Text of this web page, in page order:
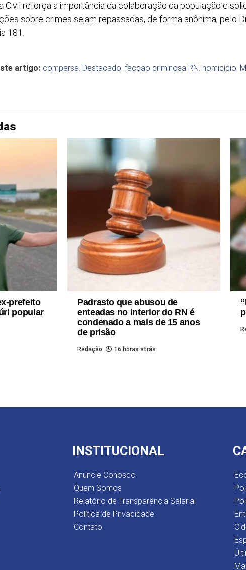
Civil reforça a importância da colaboração da população e
sobre crimes sejam repassadas, de forma anônima, pelo
181.
artigo: comparsa, Destacado, facção criminosa RN, homicídio,
prefeito
popular
Padrasto que abusou de
enteadas no interior do RN é
condenado a mais de 15 anos
de prisão
Redação 16 horas atrás
INSTITUCIONAL
Anuncie Conosco
Quem Somos
Relatório de Transparência Salarial
Política de Privacidade
Contato